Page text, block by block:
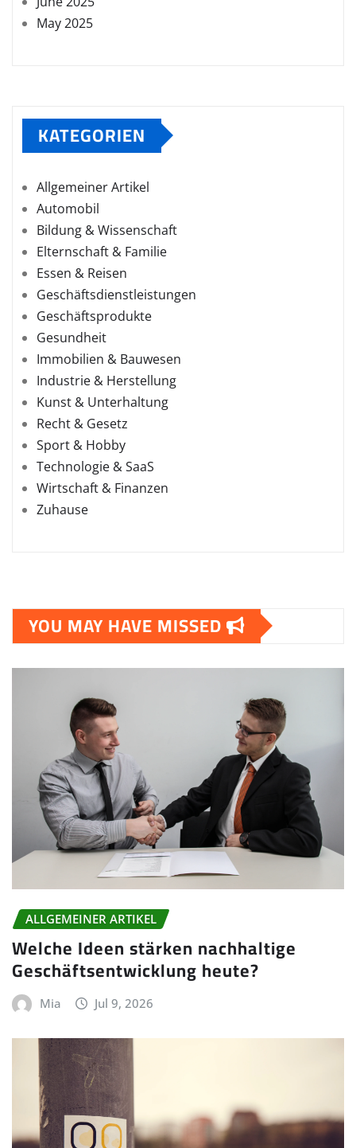
May 2025
KATEGORIEN
Allgemeiner Artikel
Automobil
Bildung & Wissenschaft
Elternschaft & Familie
Essen & Reisen
Geschäftsdienstleistungen
Geschäftsprodukte
Gesundheit
Immobilien & Bauwesen
Industrie & Herstellung
Kunst & Unterhaltung
Recht & Gesetz
Sport & Hobby
Technologie & SaaS
Wirtschaft & Finanzen
Zuhause
YOU MAY HAVE MISSED
ALLGEMEINER ARTIKEL
Welche Ideen stärken nachhaltige
Geschäftsentwicklung heute?
Mia Jul 9, 2026